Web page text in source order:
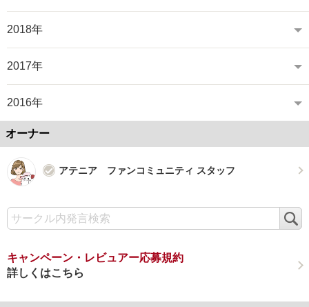
2018年
2017年
2016年
オーナー
アテニア ファンコミュニティ スタッフ
キャンペーン・レビュアー応募規約
詳しくはこちら